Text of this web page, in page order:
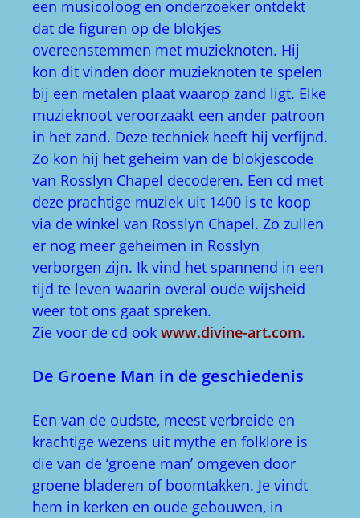
een musicoloog en onderzoeker ontdekt
dat de figuren op de blokjes
overeenstemmen met muzieknoten. Hij
kon dit vinden door muzieknoten te spelen
bij een metalen plaat waarop zand ligt. Elke
muzieknoot veroorzaakt een ander patroon
in het zand. Deze techniek heeft hij verfijnd.
Zo kon hij het geheim van de blokjescode
van Rosslyn Chapel decoderen. Een cd met
deze prachtige muziek uit 1400 is te koop
via de winkel van Rosslyn Chapel. Zo zullen
er nog meer geheimen in Rosslyn
verborgen zijn. Ik vind het spannend in een
tijd te leven waarin overal oude wijsheid
weer tot ons gaat spreken.
Zie voor de cd ook www.divine-art.com.
De Groene Man in de geschiedenis
Een van de oudste, meest verbreide en
krachtige wezens uit mythe en folklore is
die van de ‘groene man’ omgeven door
groene bladeren of boomtakken. Je vindt
hem in kerken en oude gebouwen, in